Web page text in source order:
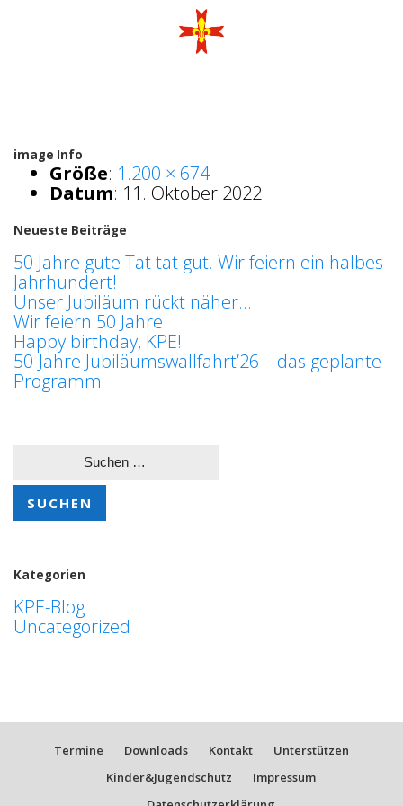
image Info
Größe: 1.200 × 674
Datum: 11. Oktober 2022
Neueste Beiträge
50 Jahre gute Tat tat gut. Wir feiern ein halbes
Jahrhundert!
Unser Jubiläum rückt näher…
Wir feiern 50 Jahre
Happy birthday, KPE!
50-Jahre Jubiläumswallfahrt’26 – das geplante
Programm
Kategorien
KPE-Blog
Uncategorized
Termine Downloads Kontakt
Unterstützen
Kinder&Jugendschutz
Impressum